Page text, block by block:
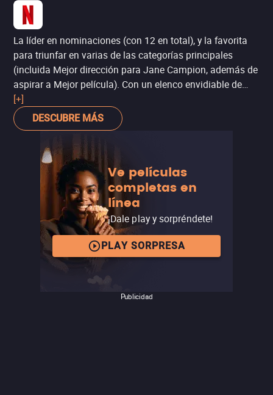
La líder en nominaciones (con 12 en total), y la favorita
para triunfar en varias de las categorías principales
(incluida Mejor dirección para Jane Campion, además de
aspirar a Mejor película). Con un elenco envidiable de
nominados, liderado por Benedict Cumberbatch, ‘El poder
del perro’ revisa la identidad y represión sexual en el viejo
Oeste americano, a través de la historia de dos hermanos
transformadas cuando uno de ellos se casa y trae a casa
a su nueva mujer con su hijastro.
[+]
DESCUBRE MÁS
Ve películas
completas en
línea
¡Dale play y sorpréndete!
PLAY SORPRESA
Publicidad